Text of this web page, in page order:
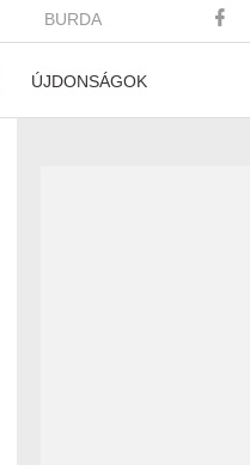
BURDA
ÚJDONSÁGOK